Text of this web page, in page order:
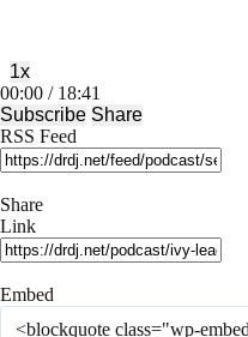
Mute/Unmute
Episode
Rewind
10
Seconds
1x
Fast
Forward
30
seconds
00:00 / 18:41
Subscribe Share
RSS Feed
Share
Link
Embed